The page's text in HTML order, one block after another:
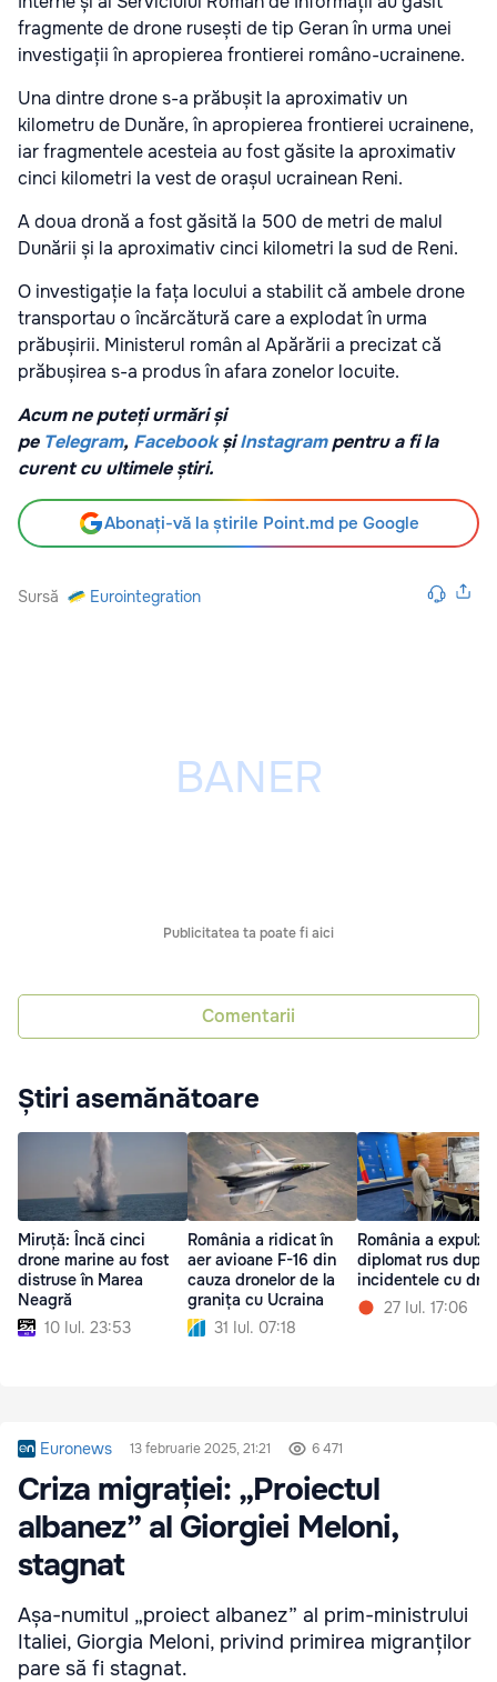
fragmente de drone rusești de tip Geran în urma unei
investigații în apropierea frontierei româno-ucrainene.
Una dintre drone s-a prăbușit la aproximativ un
kilometru de Dunăre, în apropierea frontierei ucrainene,
iar fragmentele acesteia au fost găsite la aproximativ
cinci kilometri la vest de orașul ucrainean Reni.
A doua dronă a fost găsită la 500 de metri de malul
Dunării și la aproximativ cinci kilometri la sud de Reni.
O investigație la fața locului a stabilit că ambele drone
transportau o încărcătură care a explodat în urma
prăbușirii. Ministerul român al Apărării a precizat că
prăbușirea s-a produs în afara zonelor locuite.
Acum ne puteți urmări și
pe Telegram, FacebookșiInstagrampentru a fi la
curent cu ultimele știri.
Abonați-vă la știrile Point.md pe Google
Sursă Eurointegration
Publicitatea ta poate fi aici
Comentarii
Știri asemănătoare
Miruță: Încă cinci
drone marine au fost
distruse în Marea
Neagră
10 Iul. 23:53
România a ridicat în
aer avioane F-16 din
cauza dronelor de la
granița cu Ucraina
31 Iul. 07:18
România a
diplomat rus după
incidentele cu
27 Iul. 17:06
Euronews 13 februarie 2025, 21:21 6 471
Criza migrației: „Proiectul
albanez” al Giorgiei Meloni,
stagnat
Așa-numitul „proiect albanez” al prim-ministrului
Italiei, Giorgia Meloni, privind primirea migranților
pare să fi stagnat.